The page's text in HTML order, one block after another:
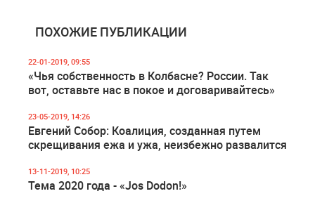
ПОХОЖИЕ ПУБЛИКАЦИИ
22-01-2019, 09:55
«Чья собственность в Колбасне? России. Так
вот, оставьте нас в покое и договаривайтесь»
23-05-2019, 14:26
Евгений Собор: Коалиция, созданная путем
скрещивания ежа и ужа, неизбежно развалится
13-11-2019, 10:25
Тема 2020 года - «Jos Dodon!»